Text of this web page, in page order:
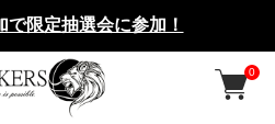
で限定抽選会に参加！
0